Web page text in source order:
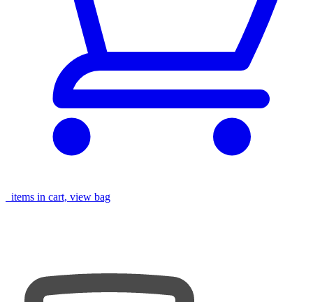
items in cart, view bag